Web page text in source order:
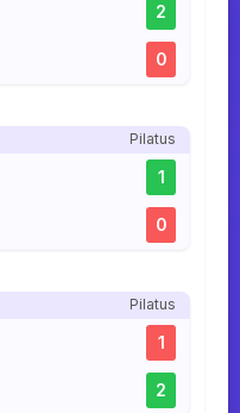
2
0
Pilatus
1
0
Pilatus
1
2